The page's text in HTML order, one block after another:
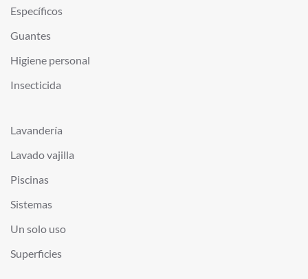
Específicos
Guantes
Higiene personal
Insecticida
Lavandería
Lavado vajilla
Piscinas
Sistemas
Un solo uso
Superficies